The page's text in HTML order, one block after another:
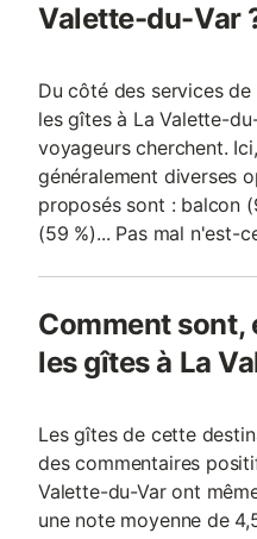
Valette-du-Var
Du côté des services
les gîtes à La Valette-
voyageurs cherchent.
généralement diverses
proposés sont : balcon
(59 %)... Pas mal n'est-
Comment sont,
les gîtes à La
Les gîtes de cette
des commentaires
Valette-du-Var ont
une note moyenne de